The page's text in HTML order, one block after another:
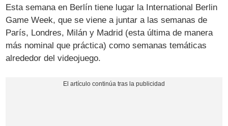
Esta semana en Berlín tiene lugar la International Berlin
Game Week, que se viene a juntar a las semanas de
París, Londres, Milán y Madrid (esta última de manera
más nominal que práctica) como semanas temáticas
alrededor del videojuego.